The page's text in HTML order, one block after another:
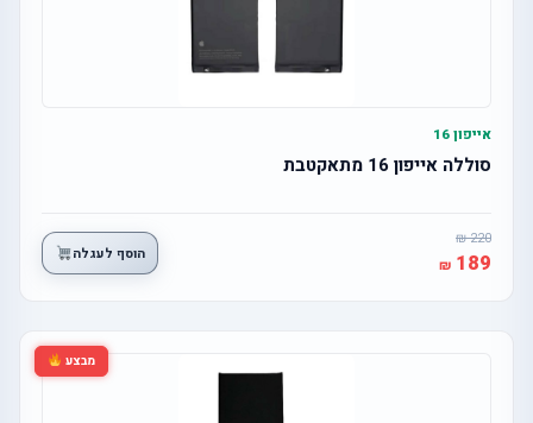
אייפון 16
סוללה אייפון 16 מתאקטבת
220
189 הוסף לעגלה
מבצע